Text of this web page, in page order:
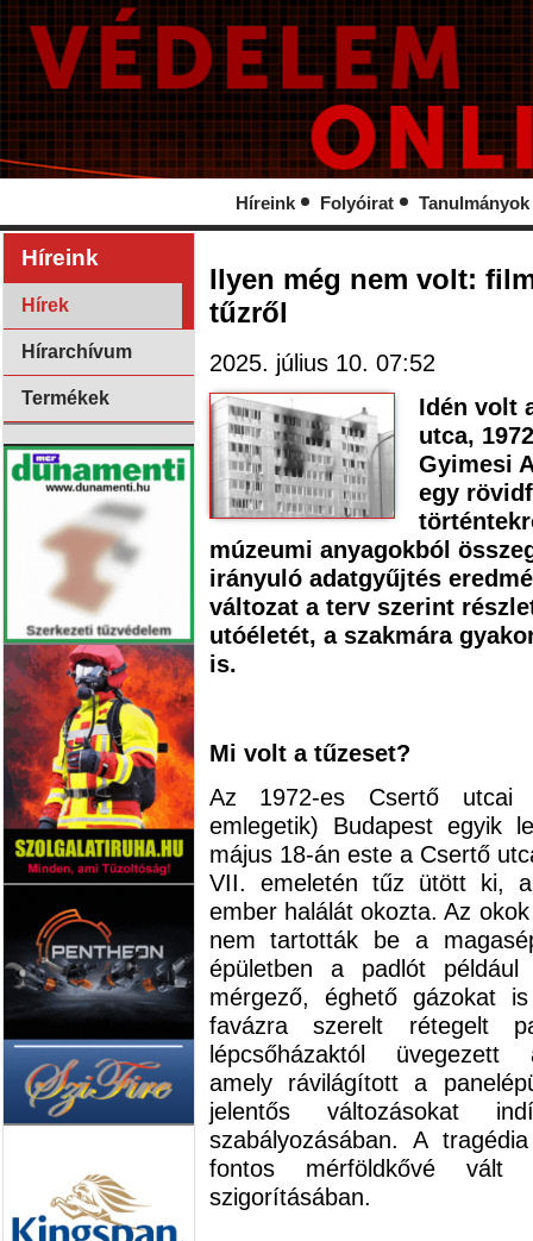
Híreink Folyóirat Tanulmányok
Híreink
Hírek
Hírarchívum
Termékek
Ilyen még nem volt:
tűzről
2025. július 10. 07:52
Idén volt
utca,
Gyimesi
egy
múzeumi anyagokból
irányuló adatgyűjtés
változat a terv szerint
utóéletét, a szakmára
is.
Mi volt a tűzeset?
Az 1972-es Csertő utcai
emlegetik) Budapest egyik
május 18-án este a Csertő
VII. emeletén tűz ütött ki,
ember halálát okozta. Az
nem tartották be a
épületben a padlót
mérgező, éghető gázokat
favázra szerelt rétegelt
lépcsőházaktól
amely rávilágított a
jelentős változásokat
szabályozásában. A
fontos mérföldkővé vált
szigorításában.